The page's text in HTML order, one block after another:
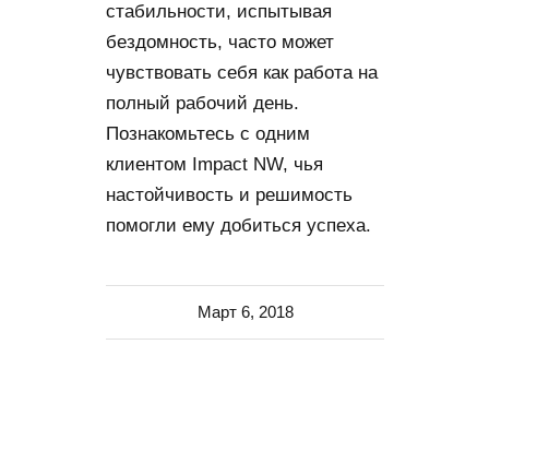
стабильности, испытывая
бездомность, часто может
чувствовать себя как работа на
полный рабочий день.
Познакомьтесь с одним
клиентом Impact NW, чья
настойчивость и решимость
помогли ему добиться успеха.
Март 6, 2018